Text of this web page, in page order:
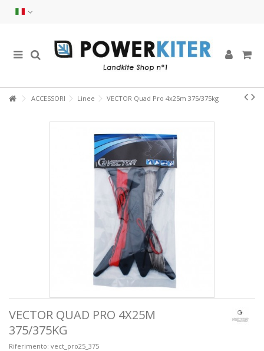
ACCESSORI Linee VECTOR Quad Pro 4x25m 375/375kg
VECTOR QUAD PRO 4X25M
375/375KG
Riferimento: vect_pro25_375